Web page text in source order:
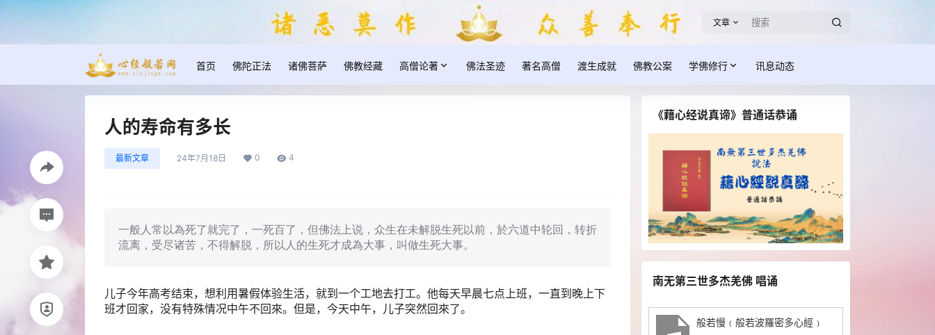
文章
首页 佛陀正法 诸佛菩萨 佛教经藏 高僧论著 佛法圣迹 著名高僧 渡生成就 佛教公案 学佛修行 讯息动态
人的寿命有多长
最新文章 24年7月18日 0 4
一般人常以為死了就完了，一死百了，但佛法上说，众生在未解脱生死以前，於六道中轮回，转折
流离，受尽诸苦，不得解脱，所以人的生死才成為大事，叫做生死大事。
儿子今年高考结束，想利用暑假体验生活，就到一个工地去打工。他每天早晨七点上班，一直到晚上下
班才回家，没有特殊情况中午不回來。但是，今天中午，儿子突然回來了。
《藉心经说真谛》普通话恭诵
南无第三世多杰羌佛 唱诵
般若慢﹙般若波羅密多心經﹚